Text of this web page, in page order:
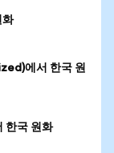
에서 한국 원
국 원화